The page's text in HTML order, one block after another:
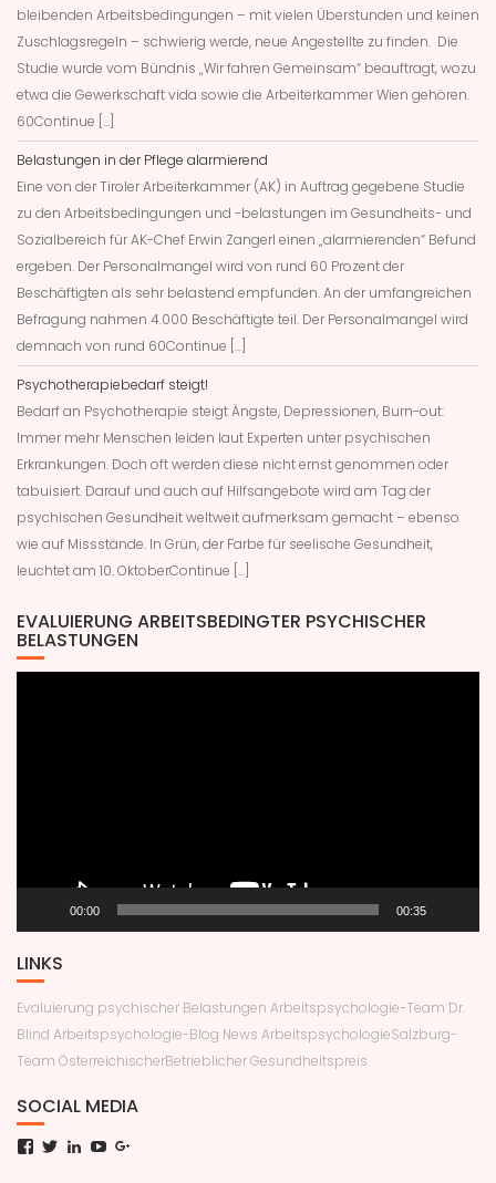
bleibenden Arbeitsbedingungen – mit vielen Überstunden und keinen
Zuschlagsregeln – schwierig werde, neue Angestellte zu finden. Die
Studie wurde vom Bündnis „Wir fahren Gemeinsam“ beauftragt, wozu
etwa die Gewerkschaft vida sowie die Arbeiterkammer Wien gehören.
60Continue […]
Belastungen in der Pflege alarmierend
Eine von der Tiroler Arbeiterkammer (AK) in Auftrag gegebene Studie
zu den Arbeitsbedingungen und -belastungen im Gesundheits- und
Sozialbereich für AK-Chef Erwin Zangerl einen „alarmierenden“ Befund
ergeben. Der Personalmangel wird von rund 60 Prozent der
Beschäftigten als sehr belastend empfunden. An der umfangreichen
Befragung nahmen 4.000 Beschäftigte teil. Der Personalmangel wird
demnach von rund 60Continue […]
Psychotherapiebedarf steigt!
Bedarf an Psychotherapie steigt Ängste, Depressionen, Burn-out:
Immer mehr Menschen leiden laut Experten unter psychischen
Erkrankungen. Doch oft werden diese nicht ernst genommen oder
tabuisiert. Darauf und auch auf Hilfsangebote wird am Tag der
psychischen Gesundheit weltweit aufmerksam gemacht – ebenso
wie auf Missstände. In Grün, der Farbe für seelische Gesundheit,
leuchtet am 10. OktoberContinue […]
EVALUIERUNG ARBEITSBEDINGTER PSYCHISCHER
BELASTUNGEN
00:00 00:35
LINKS
Evaluierung psychischer Belastungen Arbeitspsychologie-Team Dr.
Blind Arbeitspsychologie-Blog News ArbeitspsychologieSalzburg-
Team ÖsterreichischerBetrieblicher Gesundheitspreis
SOCIAL MEDIA
Facebook
TwitterLinkedInYouTube